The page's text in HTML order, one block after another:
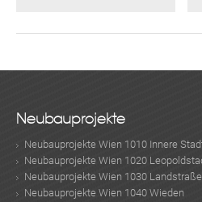
Neubauprojekte
Neubauprojekte Wien 1010 Innere
Neubauprojekte Wien 1020
Neubauprojekte Wien 1030 Landstraße
Neubauprojekte Wien 1040 Wieden